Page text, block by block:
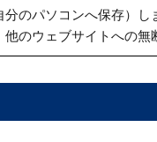
のパソコンへ保存）し
のウェブサイトへの無